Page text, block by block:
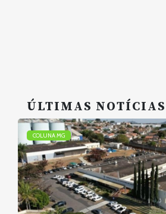
ÚLTIMAS NOTÍCIAS
COLUNA MG